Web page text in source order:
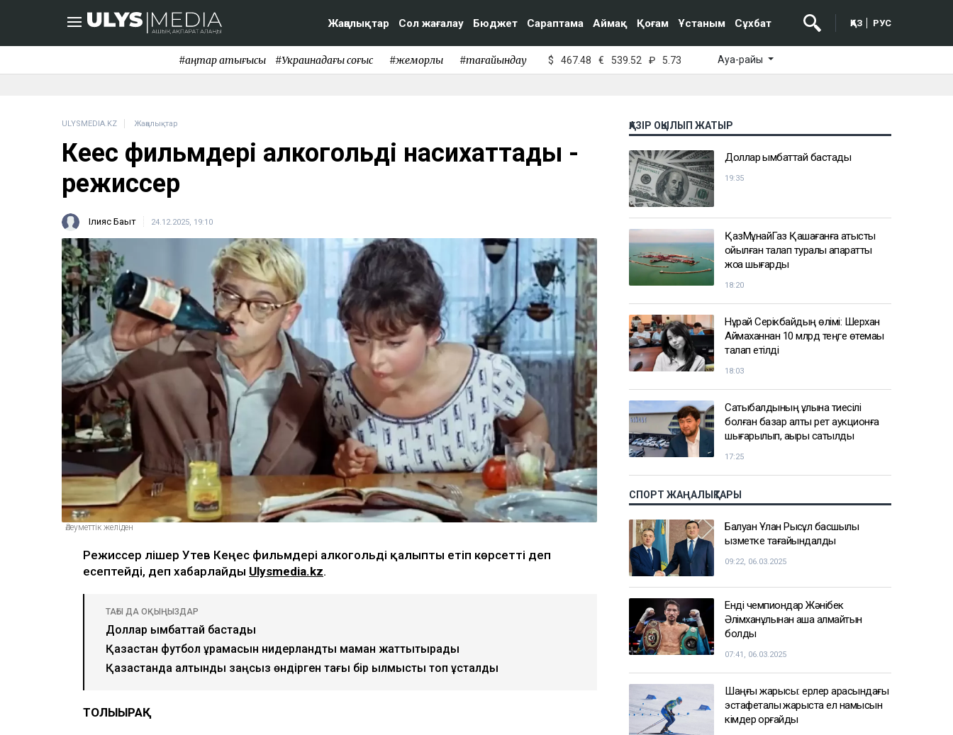
Жаңалықтар Сол жағалау Бюджет Сараптама Аймақ Қоғам Ұстаным Сұхбат ҚАЗ РУС
#қаңтар қақтығысы #Украинадағы соғыс #жемқорлық #тағайындау $ 467.48 € 539.52 ₽ 5.73 Ауа-райы
ULYSMEDIA.KZ Жаңалықтар
Кеңес фильмдері алкогольді насихаттады -
режиссер
Ілияс Бақыт 24.12.2025, 19:10
Әлеуметтік желіден
Режиссер Әлішер Утев Кеңес фильмдері алкогольді қалыпты етіп көрсетті деп
есептейді, деп хабарлайды Ulysmedia.kz.
ТАҒЫ ДА ОҚЫҢЫЗДАР
Доллар қымбаттай бастады
Қазақстан футбол құрамасын нидерландтық маман жаттықтырады
Қазақстанда алтынды заңсыз өндірген тағы бір қылмыстық топ ұсталды
ТОЛЫҒЫРАҚ
ҚАЗІР ОҚЫЛЫП ЖАТЫР
Доллар қымбаттай бастады
19:35
ҚазМұнайГаз Қашағанға қатысты
қойылған талап туралы ақпаратты
жоққа шығарды
18:20
Нұрай Серікбайдың өлімі: Шерхан
Аймаханнан 10 млрд теңге өтемақы
талап етілді
18:03
Сатыбалдының ұлына тиесілі
болған базар алты рет аукционға
шығарылып, ақыры сатылды
17:25
СПОРТ ЖАҢАЛЫҚТАРЫ
Балуан Ұлан Рысқұл басшылық
қызметке тағайындалды
09:22, 06.03.2025
Енді чемпиондар Жәнібек
Әлімханұлынан қаша алмайтын
болды
07:41, 06.03.2025
Шаңғы жарысы: ерлер арасындағы
эстафеталық жарыста ел намысын
кімдер қорғайды